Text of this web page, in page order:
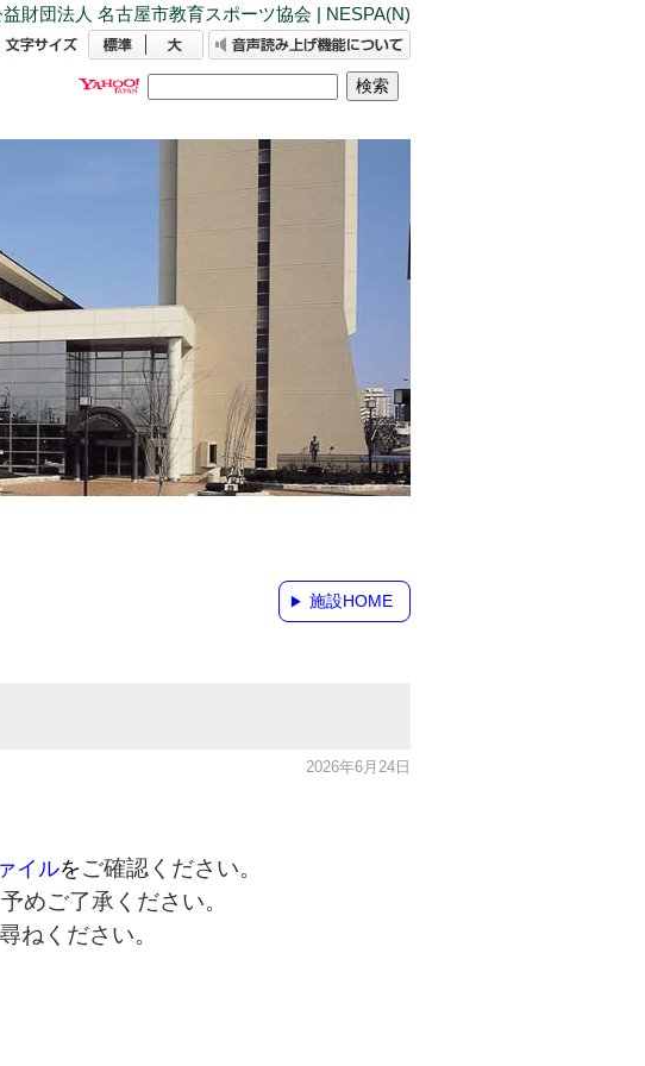
益財団法人 名古屋市教育スポーツ協会 | NESPA(N)
施設HOME
2026年6月24日
イルをご確認ください。
めご了承ください。
ねください。